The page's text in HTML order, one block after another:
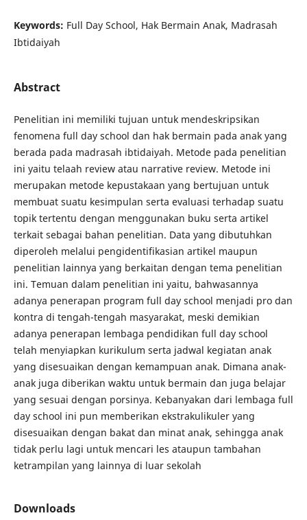
Keywords: Full Day School, Hak Bermain Anak, Madrasah
Ibtidaiyah
Abstract
Penelitian ini memiliki tujuan untuk mendeskripsikan
fenomena full day school dan hak bermain pada anak yang
berada pada madrasah ibtidaiyah. Metode pada penelitian
ini yaitu telaah review atau narrative review. Metode ini
merupakan metode kepustakaan yang bertujuan untuk
membuat suatu kesimpulan serta evaluasi terhadap suatu
topik tertentu dengan menggunakan buku serta artikel
terkait sebagai bahan penelitian. Data yang dibutuhkan
diperoleh melalui pengidentifikasian artikel maupun
penelitian lainnya yang berkaitan dengan tema penelitian
ini. Temuan dalam penelitian ini yaitu, bahwasannya
adanya penerapan program full day school menjadi pro dan
kontra di tengah-tengah masyarakat, meski demikian
adanya penerapan lembaga pendidikan full day school
telah menyiapkan kurikulum serta jadwal kegiatan anak
yang disesuaikan dengan kemampuan anak. Dimana anak-
anak juga diberikan waktu untuk bermain dan juga belajar
yang sesuai dengan porsinya. Kebanyakan dari lembaga full
day school ini pun memberikan ekstrakulikuler yang
disesuaikan dengan bakat dan minat anak, sehingga anak
tidak perlu lagi untuk mencari les ataupun tambahan
ketrampilan yang lainnya di luar sekolah
Downloads